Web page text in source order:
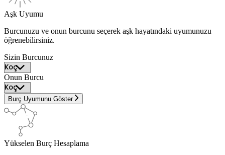
Aşk Uyumu
Burcunuzu ve onun burcunu seçerek aşk hayatındaki uyumunuzu
öğrenebilirsiniz.
Sizin Burcunuz
Onun Burcu
Burç Uyumunu Göster
Yükselen Burç Hesaplama